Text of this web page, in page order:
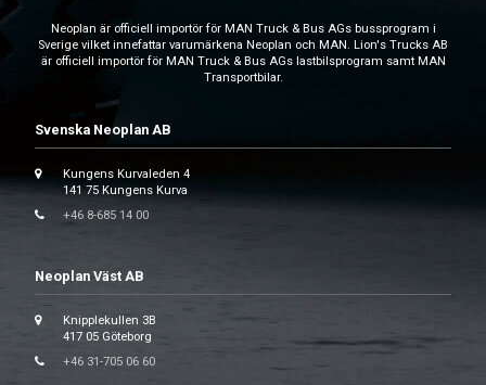
Neoplan är officiell importör för MAN Truck & Bus AGs bussprogram i
Sverige vilket innefattar varumärkena Neoplan och MAN. Lion's Trucks AB
är officiell importör för MAN Truck & Bus AGs lastbilsprogram samt MAN
Transportbilar.
Svenska Neoplan AB
Kungens Kurvaleden 4
141 75 Kungens Kurva
+46 8-685 14 00
Neoplan Väst AB
Knipplekullen 3B
417 05 Göteborg
+46 31-705 06 60